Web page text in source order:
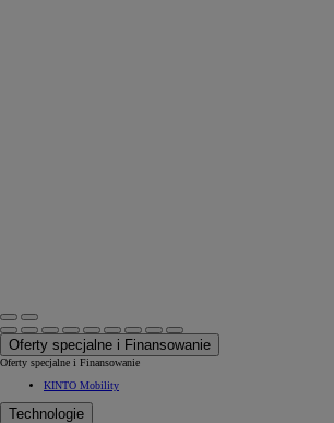
Oferty specjalne i Finansowanie
Oferty specjalne i Finansowanie
KINTO Mobility
Technologie